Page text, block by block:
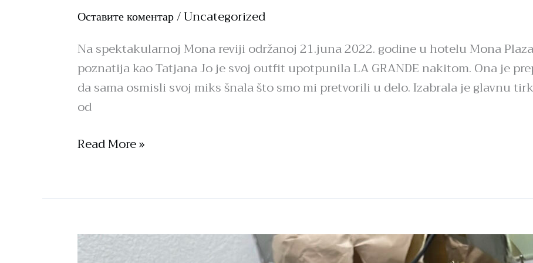
Оставите коментар/Uncategorized
Na spektakularnoj Mona reviji održanoj 21.juna 2022. godine u hotelu Mona
poznatija kao Tatjana Jo je svoj outfit upotpunila LA GRANDE nakitom. Ona je
da sama osmisli svoj miks šnala što smo mi pretvorili u delo. Izabrala je glavnu
od
Read More »
Ručna